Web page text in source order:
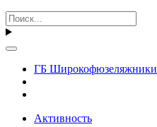
ГБ Широкофюзеляжники
Активность